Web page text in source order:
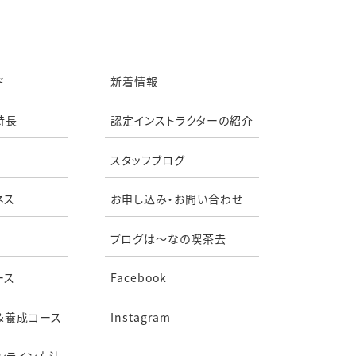
長
ス
養成コース
新着情報
認定インストラクターの紹介
スタッフブログ
お申し込み・お問い合わせ
ブログは〜なの喫茶去
Facebook
Instagram